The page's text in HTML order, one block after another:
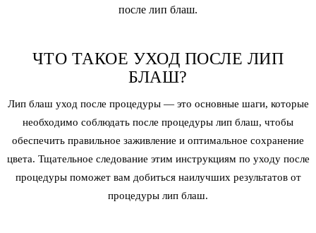
после лип блаш.
ЧТО ТАКОЕ УХОД ПОСЛЕ ЛИП
БЛАШ?
Лип блашуход после процедуры — это основные шаги, которые
необходимо соблюдать после процедуры лип блаш, чтобы
обеспечить правильное заживление и оптимальное сохранение
цвета. Тщательное следование этим инструкциям по уходу после
процедуры поможет вам добиться наилучших результатов от
процедуры лип блаш.